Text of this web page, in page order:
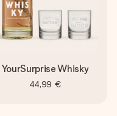
YourSurprise Whisky
44,99 €